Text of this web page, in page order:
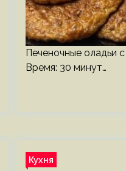
Печеночные оладьи
Время: 30 минут…
Кухня